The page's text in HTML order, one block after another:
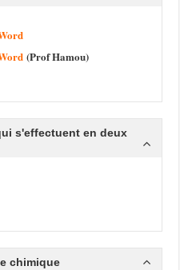
(Prof Hamou)
s'effectuent en deux
chimique